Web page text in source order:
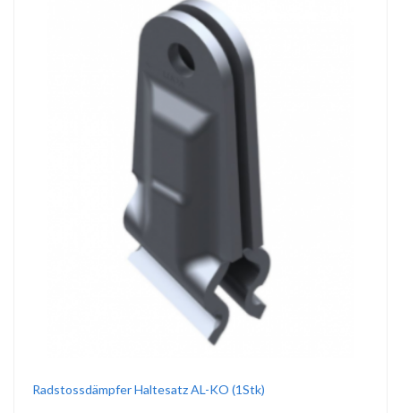
Radstossdämpfer Haltesatz AL-KO (1Stk)